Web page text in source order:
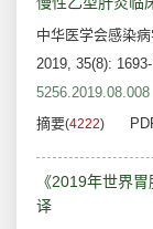
中华医学会感染
2019, 35(8):
5256.2019.08.008
摘要(4222)
《2019年世界
译